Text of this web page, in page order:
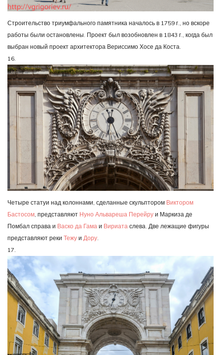
Строительство триумфального памятника началось в 1759 г., но вскоре
работы были остановлены. Проект был возобновлен в 1843 г., когда был
выбран новый проект архитектора Вериссимо Хосе да Коста.
16.
Четыре статуи над колоннами, сделанные скульптором Виктором
Бастосом , представляют Нуно Альвареша Перейру и Маркиза де
Помбал справа и Васко да Гама и Вириата слева. Две лежащие фигуры
представляют реки Тежу и Дору
17.